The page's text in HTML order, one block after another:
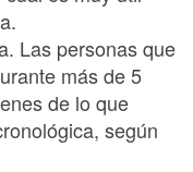
Las personas que
más de 5
de lo que
según